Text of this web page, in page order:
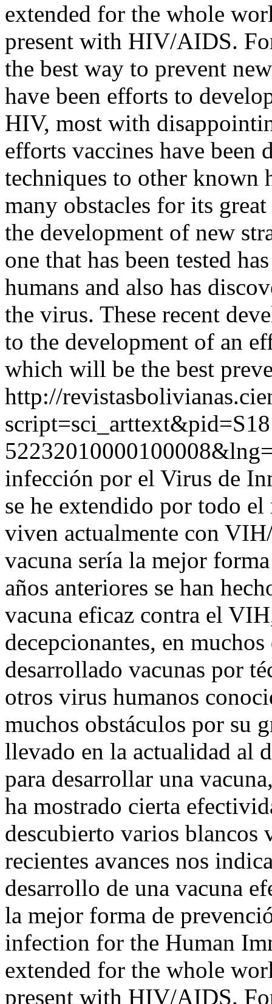
extended for the whole
present with HIV/AIDS.
the best way to prevent
have been efforts to
HIV, most with
efforts vaccines have
techniques to other known
many obstacles for its
the development of new
one that has been tested
humans and also has
the virus. These recent
to the development of an
which will be the best
http://
infección por el Virus de
se he extendido por todo
viven actualmente con
vacuna sería la mejor
años anteriores se han
vacuna eficaz contra el
decepcionantes, en
desarrollado vacunas por
otros virus humanos
muchos obstáculos por su
llevado en la actualidad al
para desarrollar una
ha mostrado cierta
descubierto varios blancos
recientes avances nos
desarrollo de una vacuna
la mejor forma de
infection for the Human
extended for the whole
present with HIV/AIDS.